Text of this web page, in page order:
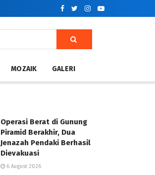
MOZAIK GALERI
Operasi Berat di Gunung
Piramid Berakhir, Dua
Jenazah Pendaki Berhasil
Dievakuasi
6 August 2026